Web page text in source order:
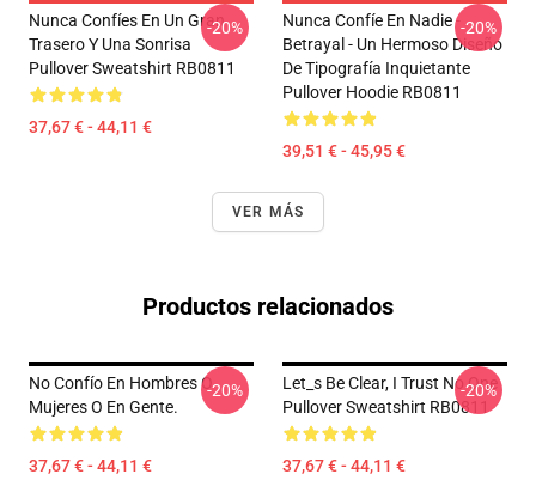
Nunca Confíes En Un Gran
Trasero Y Una Sonrisa
Pullover Sweatshirt RB0811
37,67 € - 44,11 €
-20%
Nunca Confíe En Nadie -
Betrayal - Un Hermoso Diseño
De Tipografía Inquietante
Pullover Hoodie RB0811
39,51 € - 45,95 €
-20%
VER MÁS
Productos relacionados
No Confío En Hombres O
Mujeres O En Gente.
37,67 € - 44,11 €
-20%
Let_s Be Clear, I Trust No One
Pullover Sweatshirt RB0811
37,67 € - 44,11 €
-20%